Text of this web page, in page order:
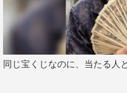
同じ宝くじなのに、当たる人